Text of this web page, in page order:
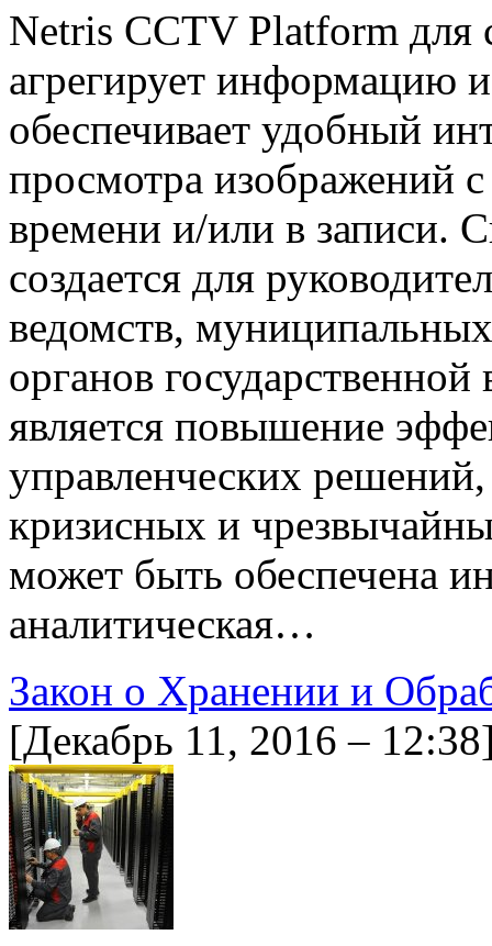
Netris CCTV Platform для
агрегирует информацию
обеспечивает удобный
просмотра изображений
времени и/или в записи.
создается для
ведомств,
органов
является повышение
управленческих
кризисных и
может быть обеспечена
аналитическая…
Закон о Хранении и
[Декабрь 11, 2016 –